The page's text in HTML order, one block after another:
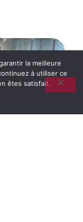
la meilleure
à utiliser ce
êtes satisfait.